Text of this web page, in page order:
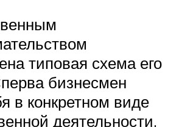
типовая схема его
бизнесмен
в конкретном виде
деятельности,